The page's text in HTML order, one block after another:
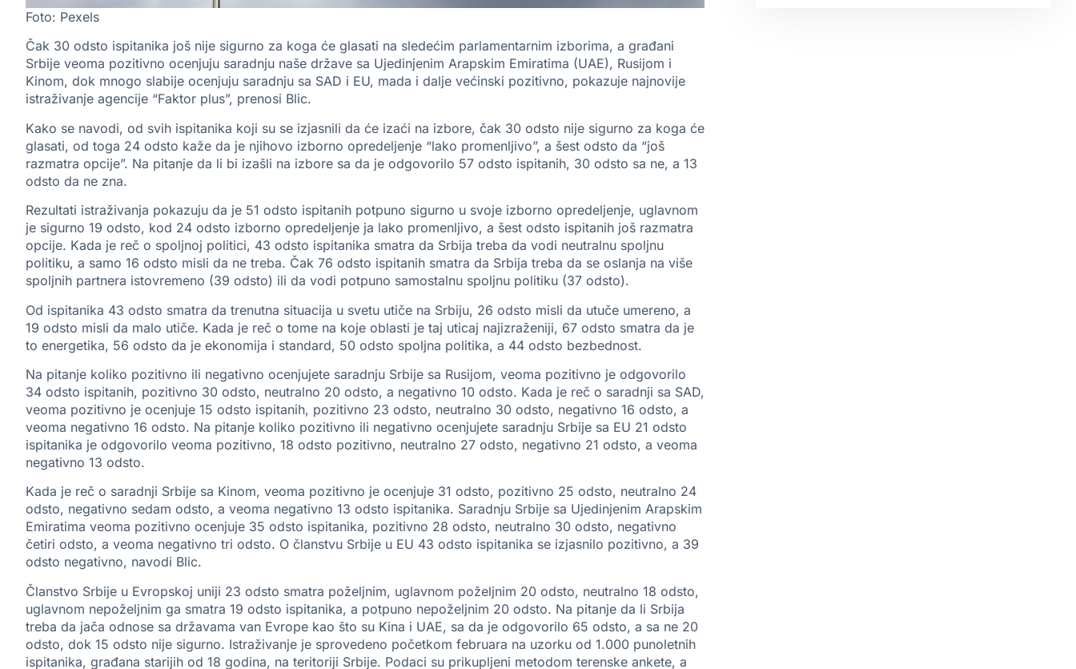
Foto: Pexels
Čak 30 odsto ispitanika još nije sigurno za koga će glasati na sledećim parlamentarnim izborima, a građani
Srbije veoma pozitivno ocenjuju saradnju naše države sa Ujedinjenim Arapskim Emiratima (UAE), Rusijom i
Kinom, dok mnogo slabije ocenjuju saradnju sa SAD i EU, mada i dalje većinski pozitivno, pokazuje najnovije
istraživanje agencije “Faktor plus”, prenosi Blic.
Kako se navodi, od svih ispitanika koji su se izjasnili da će izaći na izbore, čak 30 odsto nije sigurno za koga će
glasati, od toga 24 odsto kaže da je njihovo izborno opredeljenje “lako promenljivo”, a šest odsto da “još
razmatra opcije”. Na pitanje da li bi izašli na izbore sa da je odgovorilo 57 odsto ispitanih, 30 odsto sa ne, a 13
odsto da ne zna.
Rezultati istraživanja pokazuju da je 51 odsto ispitanih potpuno sigurno u svoje izborno opredeljenje, uglavnom
je sigurno 19 odsto, kod 24 odsto izborno opredeljenje ja lako promenljivo, a šest odsto ispitanih još razmatra
opcije. Kada je reč o spoljnoj politici, 43 odsto ispitanika smatra da Srbija treba da vodi neutralnu spoljnu
politiku, a samo 16 odsto misli da ne treba. Čak 76 odsto ispitanih smatra da Srbija treba da se oslanja na više
spoljnih partnera istovremeno (39 odsto) ili da vodi potpuno samostalnu spoljnu politiku (37 odsto).
Od ispitanika 43 odsto smatra da trenutna situacija u svetu utiče na Srbiju, 26 odsto misli da utuče umereno, a
19 odsto misli da malo utiče. Kada je reč o tome na koje oblasti je taj uticaj najizraženiji, 67 odsto smatra da je
to energetika, 56 odsto da je ekonomija i standard, 50 odsto spoljna politika, a 44 odsto bezbednost.
Na pitanje koliko pozitivno ili negativno ocenjujete saradnju Srbije sa Rusijom, veoma pozitivno je odgovorilo
34 odsto ispitanih, pozitivno 30 odsto, neutralno 20 odsto, a negativno 10 odsto. Kada je reč o saradnji sa SAD,
veoma pozitivno je ocenjuje 15 odsto ispitanih, pozitivno 23 odsto, neutralno 30 odsto, negativno 16 odsto, a
veoma negativno 16 odsto. Na pitanje koliko pozitivno ili negativno ocenjujete saradnju Srbije sa EU 21 odsto
ispitanika je odgovorilo veoma pozitivno, 18 odsto pozitivno, neutralno 27 odsto, negativno 21 odsto, a veoma
negativno 13 odsto.
Kada je reč o saradnji Srbije sa Kinom, veoma pozitivno je ocenjuje 31 odsto, pozitivno 25 odsto, neutralno 24
odsto, negativno sedam odsto, a veoma negativno 13 odsto ispitanika. Saradnju Srbije sa Ujedinjenim Arapskim
Emiratima veoma pozitivno ocenjuje 35 odsto ispitanika, pozitivno 28 odsto, neutralno 30 odsto, negativno
četiri odsto, a veoma negativno tri odsto. O članstvu Srbije u EU 43 odsto ispitanika se izjasnilo pozitivno, a 39
odsto negativno, navodi Blic.
Članstvo Srbije u Evropskoj uniji 23 odsto smatra poželjnim, uglavnom poželjnim 20 odsto, neutralno 18 odsto,
uglavnom nepoželjnim ga smatra 19 odsto ispitanika, a potpuno nepoželjnim 20 odsto. Na pitanje da li Srbija
treba da jača odnose sa državama van Evrope kao što su Kina i UAE, sa da je odgovorilo 65 odsto, a sa ne 20
odsto, dok 15 odsto nije sigurno. Istraživanje je sprovedeno početkom februara na uzorku od 1.000 punoletnih
ispitanika, građana starijih od 18 godina, na teritoriji Srbije. Podaci su prikupljeni metodom terenske ankete, a